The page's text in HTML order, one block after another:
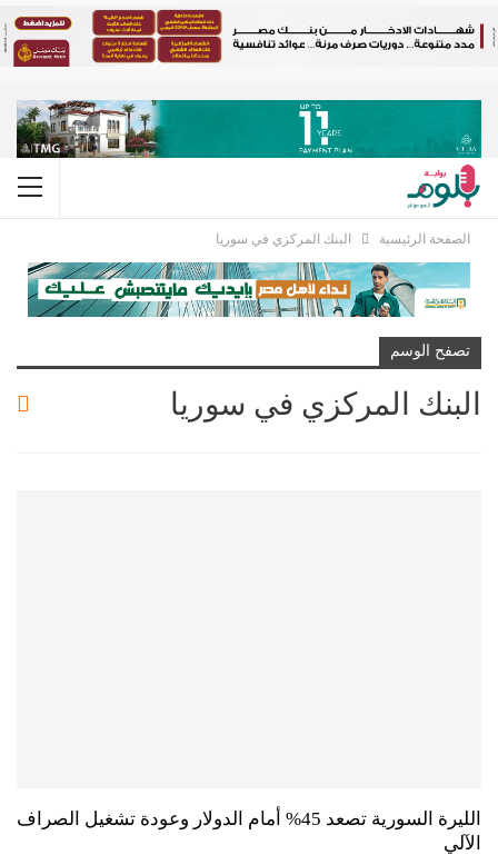
الصفحة الرئيسية البنك المركزي في سوريا
تصفح الوسم
البنك المركزي في سوريا
الليرة السورية تصعد 45% أمام الدولار وعودة تشغيل الصراف
الآلي